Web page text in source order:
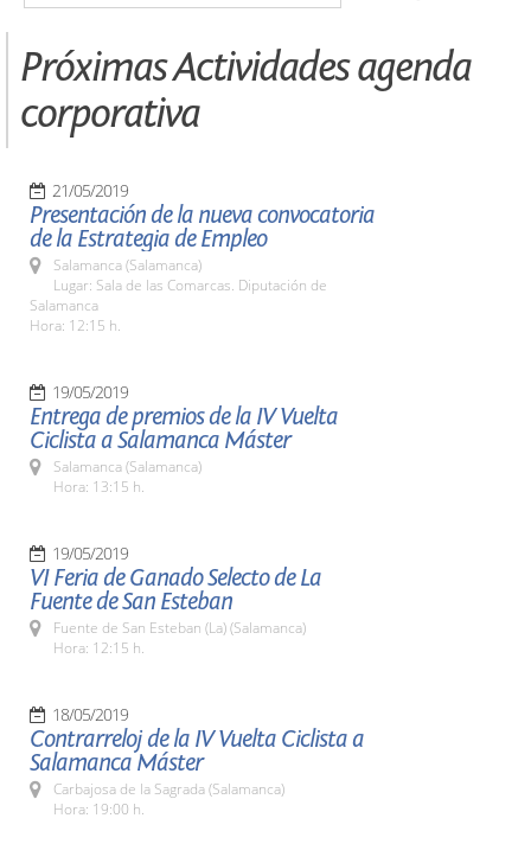
Próximas Actividades agenda
corporativa
21/05/2019
Presentación de la nueva convocatoria
de la Estrategia de Empleo
Salamanca (Salamanca)
Lugar: Sala de las Comarcas. Diputación de
Salamanca
Hora: 12:15 h.
19/05/2019
Entrega de premios de la IV Vuelta
Ciclista a Salamanca Máster
Salamanca (Salamanca)
Hora: 13:15 h.
19/05/2019
VI Feria de Ganado Selecto de La
Fuente de San Esteban
Fuente de San Esteban (La) (Salamanca)
Hora: 12:15 h.
18/05/2019
Contrarreloj de la IV Vuelta Ciclista a
Salamanca Máster
Carbajosa de la Sagrada (Salamanca)
Hora: 19:00 h.